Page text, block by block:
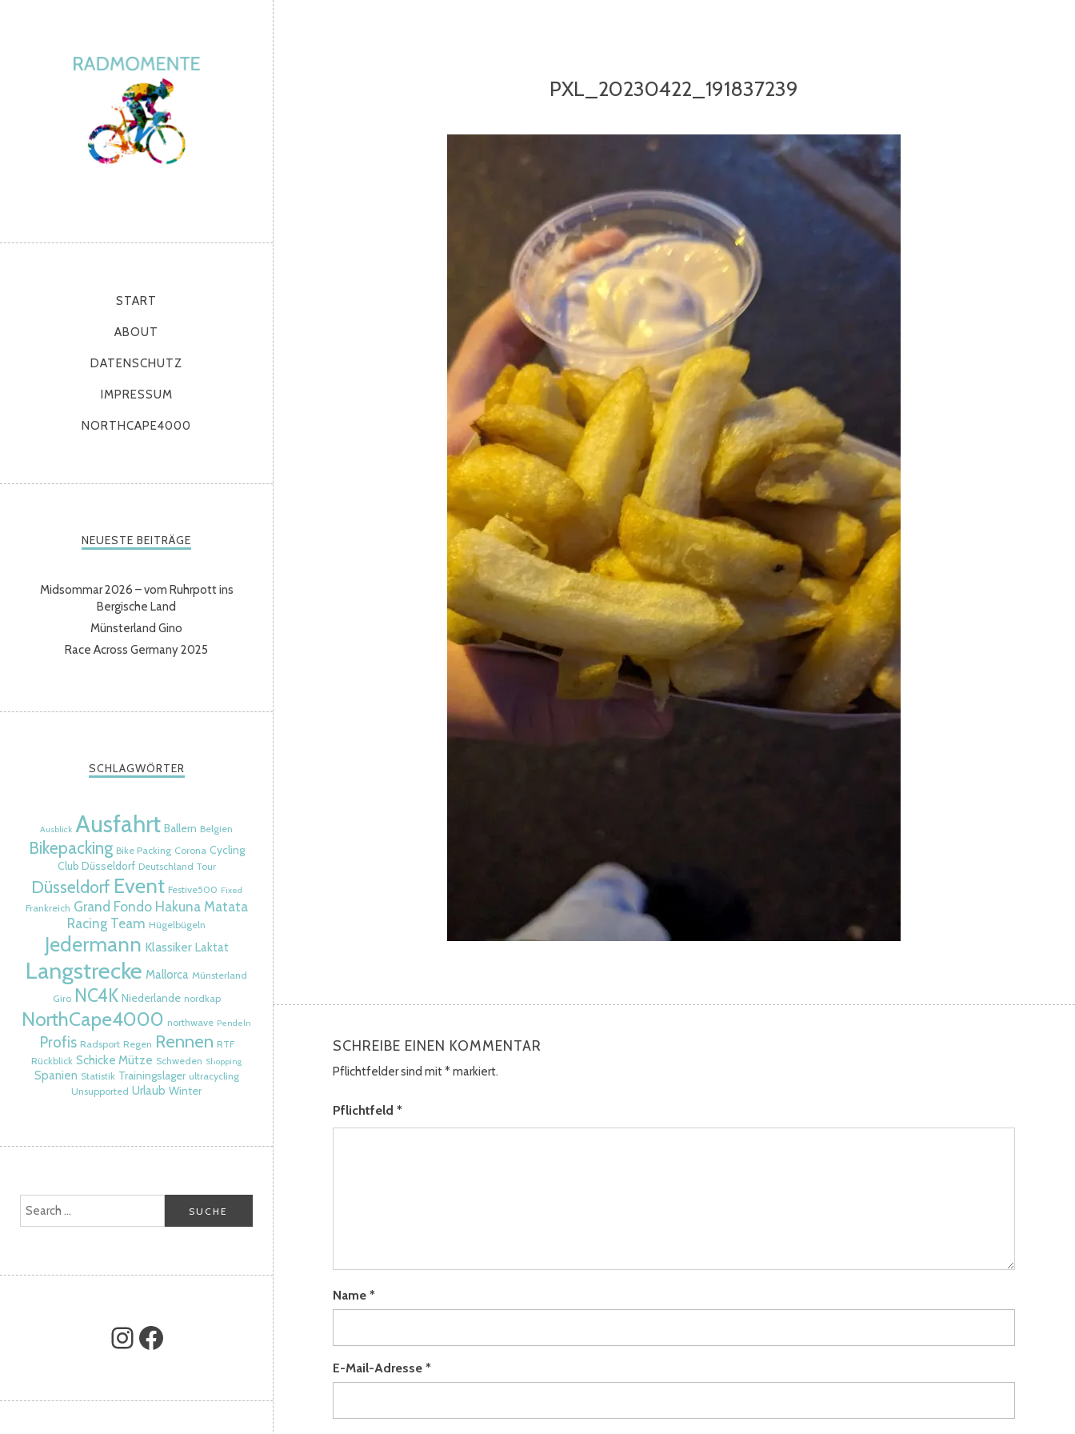
START
ABOUT
DATENSCHUTZ
IMPRESSUM
NORTHCAPE4000
NEUESTE BEITRÄGE
Midsommar 2026 – vom Ruhrpott ins
Bergische Land
Münsterland Gino
Race Across Germany 2025
SCHLAGWÖRTER
Ausblick Ausfahrt Ballern Belgien
Bikepacking Bike Packing Corona Cycling
Club Düsseldorf Deutschland Tour
Düsseldorf Event Festive500 Fixed
Frankreich Grand Fondo Hakuna Matata
Racing Team Hügelbügeln
Jedermann Klassiker Laktat
Langstrecke Mallorca Münsterland
Giro NC4K Niederlande nordkap
NorthCape4000 northwave Pendeln
Profis Radsport Regen Rennen RTF
Rückblick Schicke Mütze Schweden Shopping
Spanien Statistik Trainingslager ultracycling
Unsupported Urlaub Winter
PXL_20230422_191837239
SCHREIBE EINEN KOMMENTAR
Pflichtfelder sind mit*markiert.
Pflichtfeld*
Name*
E-Mail-Adresse*